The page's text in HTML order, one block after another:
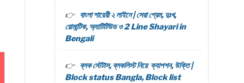
বাংলা শায়েরী ২ লাইনে | সেরা প্রেম, দুঃখ,
রোমান্টিক, অ্যাটিটিউড ও 2 Line Shayari in
Bengali
ব্লক স্টেটাস, ব্লকলিস্ট নিয়ে ক্যাপশন, উক্তি |
Block status Bangla, Block list